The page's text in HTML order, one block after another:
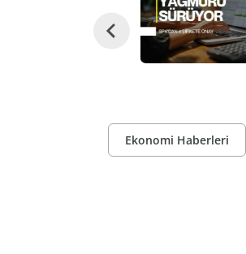
Ekonomi Haberleri